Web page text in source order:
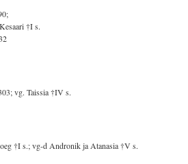
†I s.
vg. Taissia †IV s.
†I s.; vg-d Andronik ja Atanasia †V s.